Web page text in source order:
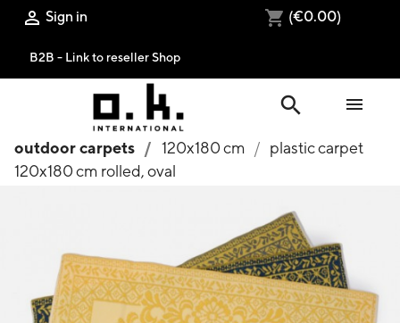
 Sign in shopping_cart (€0.00)
B2B - Link to reseller Shop
search 
outdoor carpets 120x180 cm
plastic carpet
120x180 cm rolled, oval